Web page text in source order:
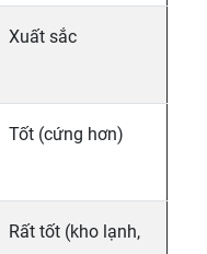
Xuất sắc
Tốt (cứng hơn)
Rất tốt (kho lạnh,